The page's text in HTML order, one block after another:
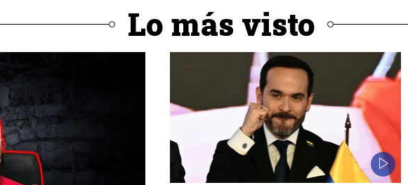
Lo más visto